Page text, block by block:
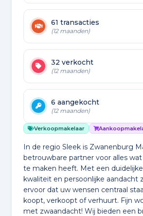
61 transacties
(12 maanden)
32 verkocht
(12 maanden)
6 aangekocht
(12 maanden)
Verkoopmakelaar
In de regio Sleek is Zwanenburg
betrouwbare partner voor alles
te maken heeft. Met een
kwaliteit en persoonlijke aandacht
ervoor dat uw wensen centraal
koopt, verkoopt of verhuurt. Fijn
met zwaandacht! Wij bieden een